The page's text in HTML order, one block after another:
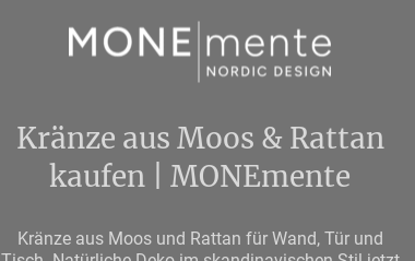
Kränze aus Moos & Rattan
kaufen | MONEmente
Kränze aus Moos und Rattan für Wand, Tür und